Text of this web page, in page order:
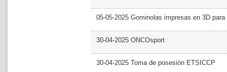
05-05-2025 Gominolas impresas en 3D
30-04-2025 ONCOsport
30-04-2025 Toma de posesión ETSICCP